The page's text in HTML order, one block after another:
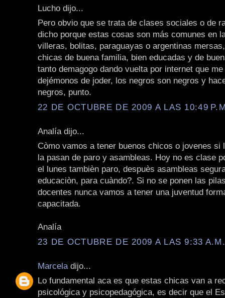
Lucho dijo...
Pero obvio que se trata de clases sociales o de
dicho porque estas cosas son más comunes en
villeras, bolitas, paraguayas o argentinas
chicas de buena familia, bien educadas y de
tanto demagogo dando vuelta por internet que
dejémonos de joder, los negros son negros y
negros, punto.
22 DE OCTUBRE DE 2009 A LAS 10:49
Analía dijo...
Còmo vamos a tener buenos chicos o jovenes si
la pasan de paro y asambleas. Hoy no es clase
el lunes tambièn paro, despuès asambleas
educaciòn, para cuàndo?. Si no se ponen las
docentes nunca vamos a tener una juventud
capacitada.
Analía
23 DE OCTUBRE DE 2009 A LAS 9:33
Marcela dijo...
Lo fundamental aca es que estas chicas van a
psicológica y psicopedagógica, es decir que el